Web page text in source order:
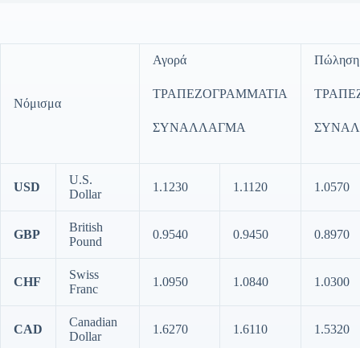
Νόμισμα
Αγορά
ΤΡΑΠΕΖΟΓΡΑΜΜΑΤΙΑ
ΣΥΝΑΛΛΑΓΜΑ
Πώληση
USD
U.S.
Dollar
1.1230 1.1120 1.0570
GBP
British
Pound
0.9540 0.9450 0.8970
CHF
Swiss
Franc
1.0950 1.0840 1.0300
CAD
Canadian
Dollar
1.6270 1.6110 1.5320